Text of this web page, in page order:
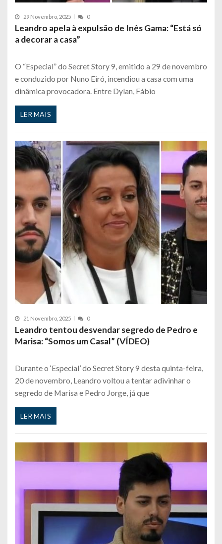
29 Novembro, 2025 0
Leandro apela à expulsão de Inês Gama: “Está só
a decorar a casa”
O “Especial” do Secret Story 9, emitido a 29 de novembro
e conduzido por Nuno Eiró, incendiou a casa com uma
dinâmica provocadora. Entre Dylan, Fábio
LER MAIS
21 Novembro, 2025 0
Leandro tentou desvendar segredo de Pedro e
Marisa: “Somos um Casal” (VÍDEO)
Durante o ‘Especial’ do Secret Story 9 desta quinta-feira,
20 de novembro, Leandro voltou a tentar adivinhar o
segredo de Marisa e Pedro Jorge, já que
LER MAIS